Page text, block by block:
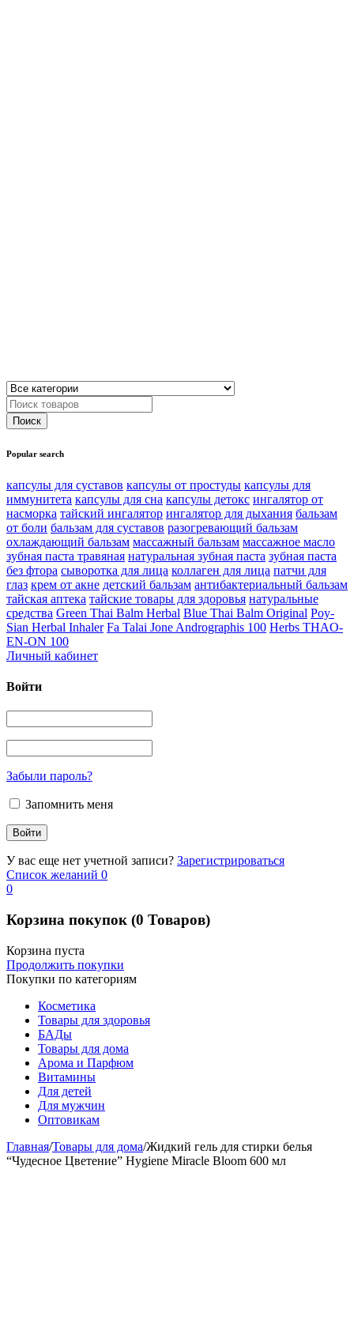
Popular search
капсулы для суставов капсулы от простуды капсулы для
иммунитета капсулы для сна капсулы детокс ингалятор от
насморка тайский ингалятор ингалятор для дыхания бальзам
от боли бальзам для суставов разогревающий бальзам
охлаждающий бальзам массажный бальзам массажное масло
зубная паста травяная натуральная зубная паста зубная паста
без фтора сыворотка для лица коллаген для лица патчи для
глаз крем от акне детский бальзам антибактериальный бальзам
тайская аптека тайские товары для здоровья натуральные
средства Green Thai Balm Herbal Blue Thai Balm Original Poy-
Sian Herbal Inhaler Fa Talai Jone Andrographis 100 Herbs THAO-
EN-ON 100
Личный кабинет
Войти
Забыли пароль?
Запомнить меня
У вас еще нет учетной записи? Зарегистрироваться
Список желаний 0
0
Корзина покупок (0 Товаров)
Корзина пуста
Продолжить покупки
Покупки по категориям
Косметика
Товары для здоровья
БАДы
Товары для дома
Арома и Парфюм
Витамины
Для детей
Для мужчин
Оптовикам
Главная/Товары для дома/Жидкий гель для стирки белья
“Чудесное Цветение” Hygiene Miracle Bloom 600 мл